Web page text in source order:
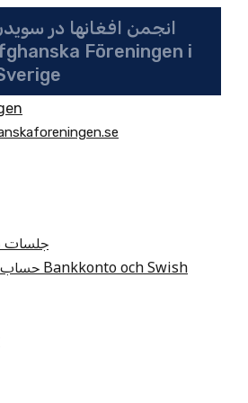
انجمن افغانها در
جلسات
حساب بانکی انجمن Bankkonto och Swish